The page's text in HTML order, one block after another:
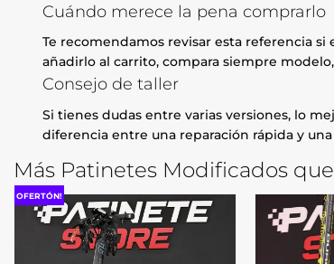
Cuándo merece la pena comprarlo
Te recomendamos revisar esta referencia
añadirlo al carrito, compara siempre
Consejo de taller
Si tienes dudas entre varias versiones, lo
diferencia entre una reparación rápida y
Más Patinetes Modificados
OFERTÓN!